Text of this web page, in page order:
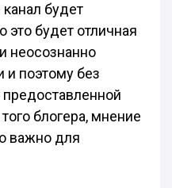
будет
это будет отличная
неосознанно
и поэтому без
блогера, мнение
важно для